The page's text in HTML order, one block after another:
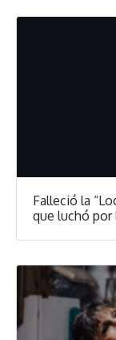
Falleció la
que luchó por